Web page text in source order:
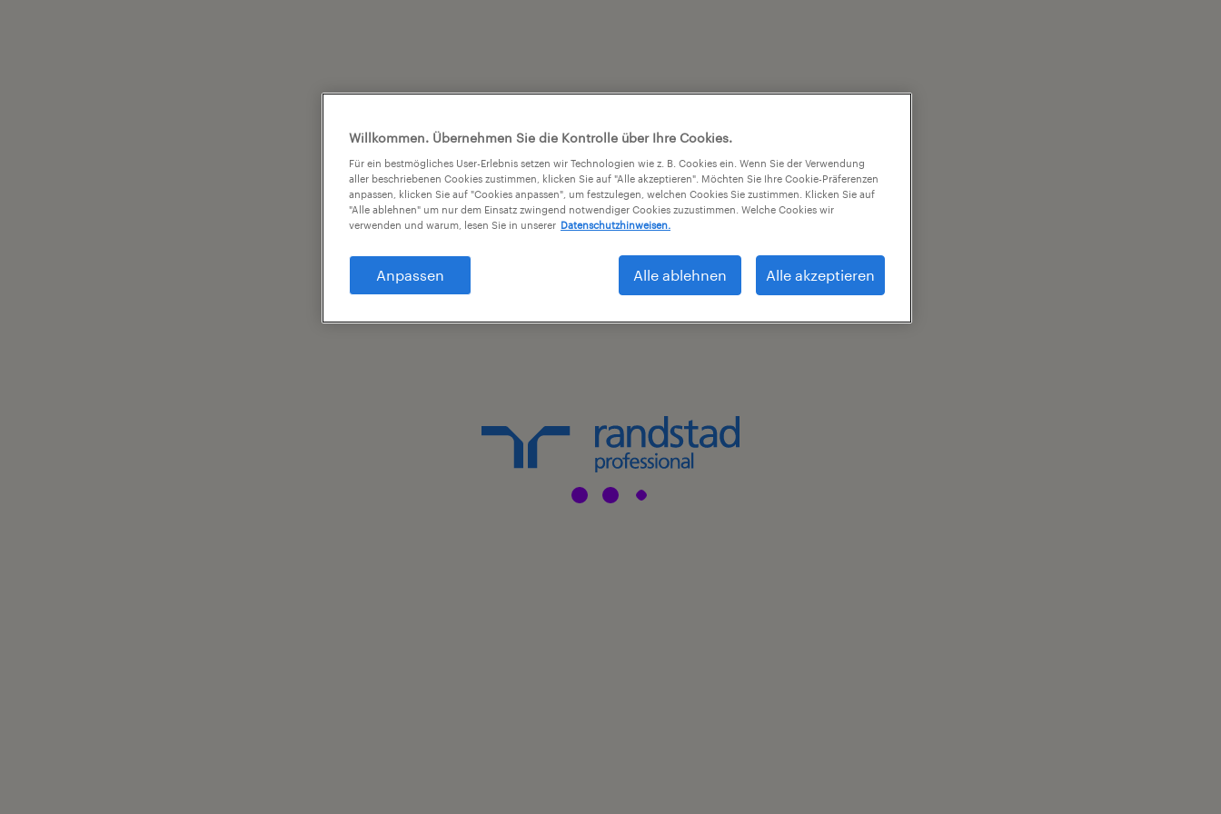
Willkommen. Übernehmen Sie die Kontrolle über Ihre Cookies.
Für ein bestmögliches User-Erlebnis setzen wir Technologien wie z. B. Cookies ein. Wenn Sie der Verwendung
aller beschriebenen Cookies zustimmen, klicken Sie auf "Alle akzeptieren". Möchten Sie Ihre Cookie-Präferenzen
anpassen, klicken Sie auf "Cookies anpassen", um festzulegen, welchen Cookies Sie zustimmen. Klicken Sie auf
"Alle ablehnen" um nur dem Einsatz zwingend notwendiger Cookies zuzustimmen. Welche Cookies wir
verwenden und warum, lesen Sie in unserer Datenschutzhinweisen.
Anpassen Alle ablehnen Alle akzeptieren